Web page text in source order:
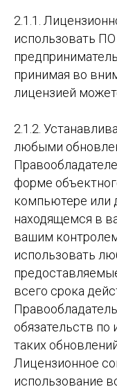
2.1.1.
использовать
принимая во
лицензией
2.1.2.
любыми
форме
компьютере или
находящемся в
вашим
использовать
всего срока
обязательств
таких
Лицензионное
использование